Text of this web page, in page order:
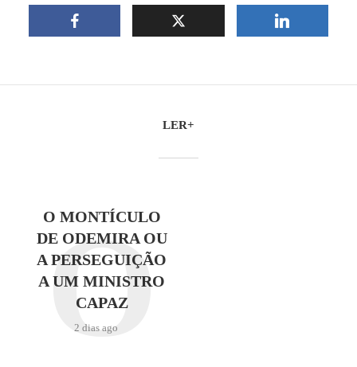
LER+
O MONTÍCULO
DE ODEMIRA OU
A PERSEGUIÇÃO
A UM MINISTRO
CAPAZ
2 dias ago
O